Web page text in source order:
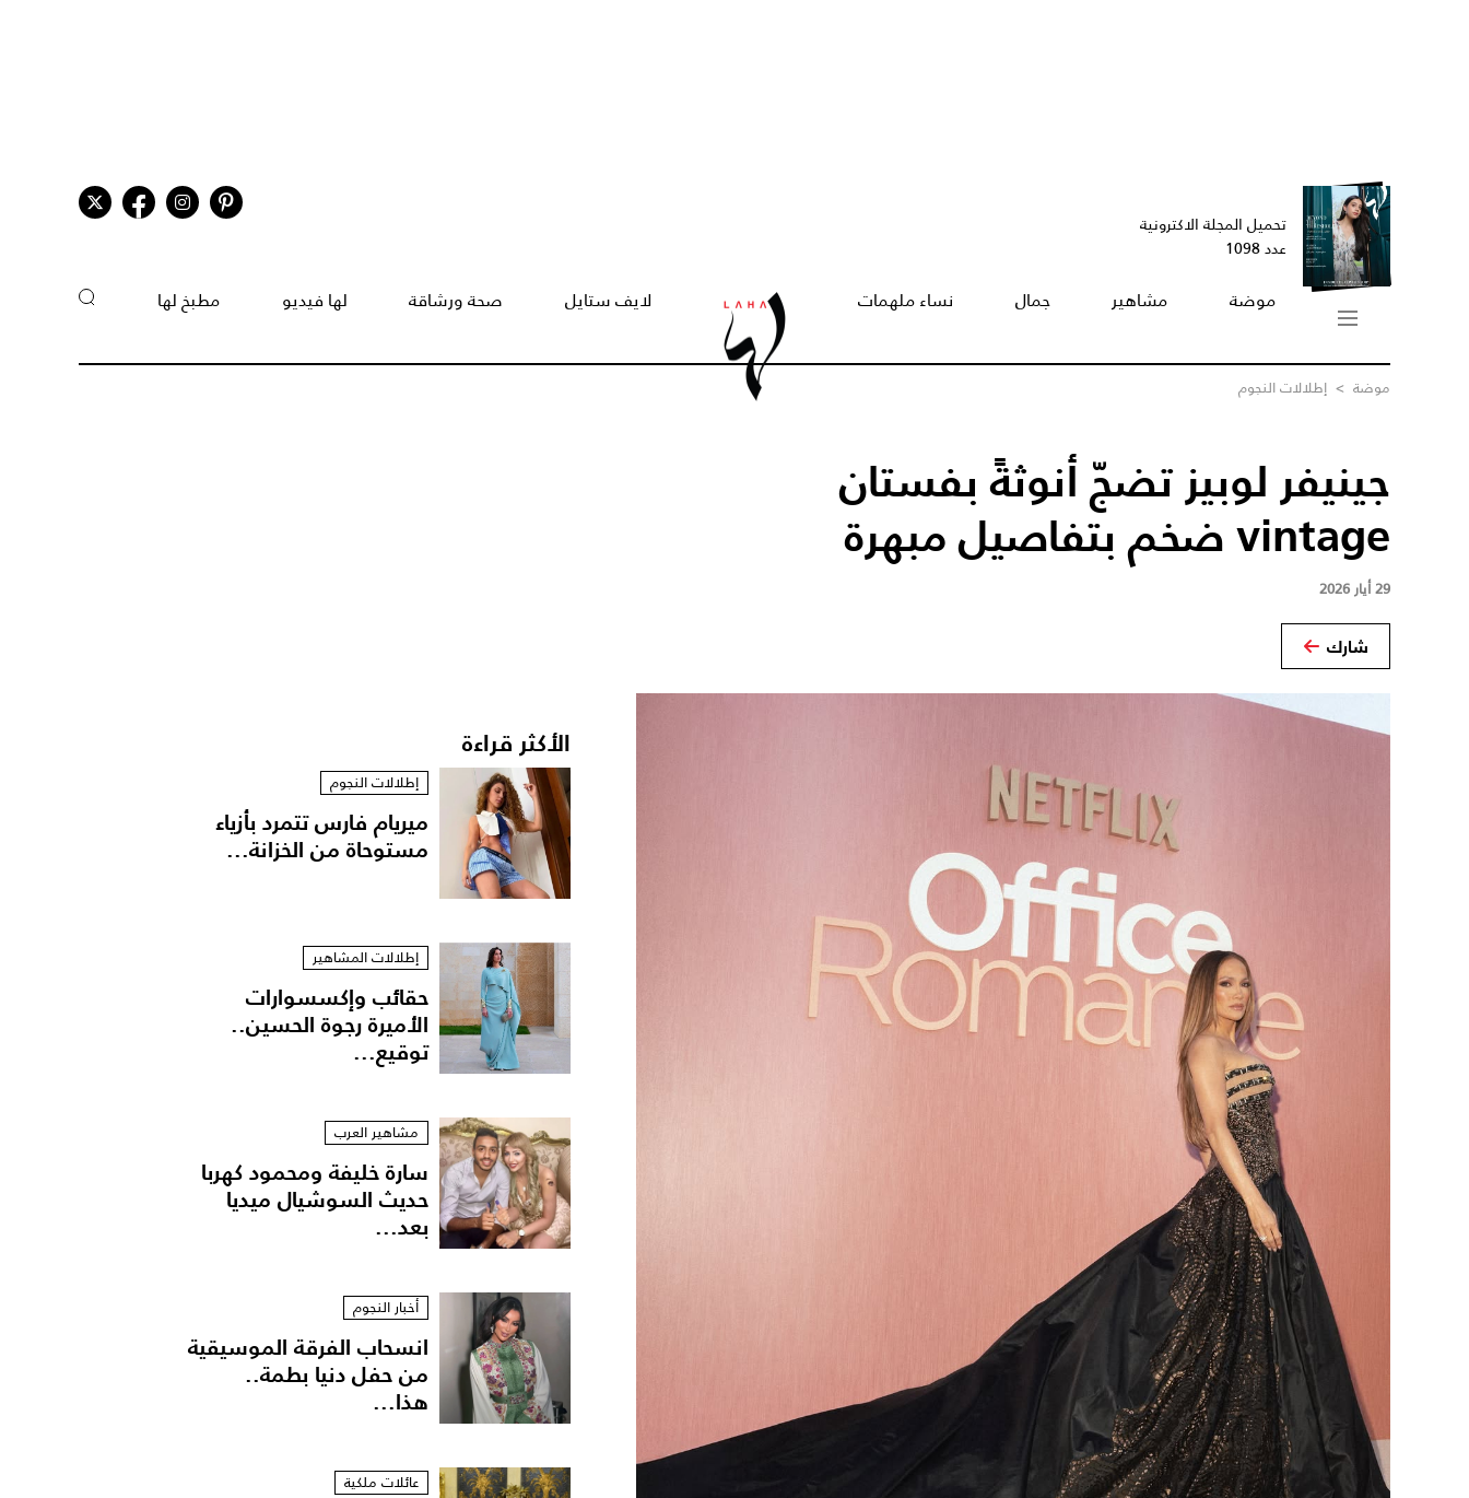
تحميل المجلة الاكترونية
عدد 1098
موضة مشاهير جمال نساء ملهمات لايف ستايل صحة ورشاقة لها فيديو مطبخ لها
موضة > إطلالات النجوم
جينيفر لوبيز تضجّ أنوثةً بفستان
vintage ضخم بتفاصيل مبهرة
29 أيار 2026
شارك
الأكثر قراءة
إطلالات النجوم
ميريام فارس تتمرد بأزياء
مستوحاة من الخزانة...
إطلالات المشاهير
حقائب وإكسسوارات
الأميرة رجوة الحسين..
توقيع...
مشاهير العرب
سارة خليفة ومحمود كهربا
حديث السوشيال ميديا
بعد...
أخبار النجوم
انسحاب الفرقة الموسيقية
من حفل دنيا بطمة..
هذا...
عائلات ملكية